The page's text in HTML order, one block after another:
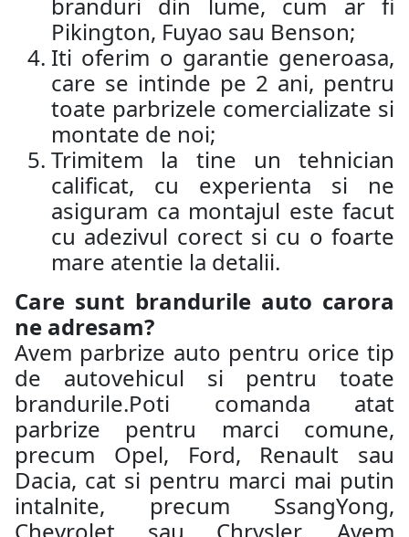
branduri din lume, cum ar fi
Pikington, Fuyao sau Benson;
Iti oferim o garantie generoasa,
care se intinde pe 2 ani, pentru
toate parbrizele comercializate si
montate de noi;
Trimitem la tine un tehnician
calificat, cu experienta si ne
asiguram ca montajul este facut
cu adezivul corect si cu o foarte
mare atentie la detalii.
Care sunt brandurile auto carora
ne adresam?
Avem parbrize auto pentru orice tip
de autovehicul si pentru toate
brandurile.Poti comanda atat
parbrize pentru marci comune,
precum Opel, Ford, Renault sau
Dacia, cat si pentru marci mai putin
intalnite, precum SsangYong,